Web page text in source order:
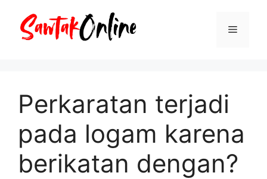
Menu
Perkaratan terjadi
pada logam karena
berikatan dengan?